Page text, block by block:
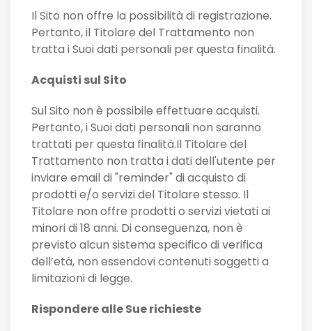
Il Sito non offre la possibilità di registrazione.
Pertanto, il Titolare del Trattamento non
tratta i Suoi dati personali per questa finalità.
Acquisti sul Sito
Sul Sito non è possibile effettuare acquisti.
Pertanto, i Suoi dati personali non saranno
trattati per questa finalità.Il Titolare del
Trattamento non tratta i dati dell'utente per
inviare email di "reminder" di acquisto di
prodotti e/o servizi del Titolare stesso. Il
Titolare non offre prodotti o servizi vietati ai
minori di 18 anni. Di conseguenza, non è
previsto alcun sistema specifico di verifica
dell’età, non essendovi contenuti soggetti a
limitazioni di legge.
Rispondere alle Sue richieste